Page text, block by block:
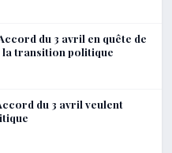
du 3 avril en quête de
transition politique
du 3 avril veulent